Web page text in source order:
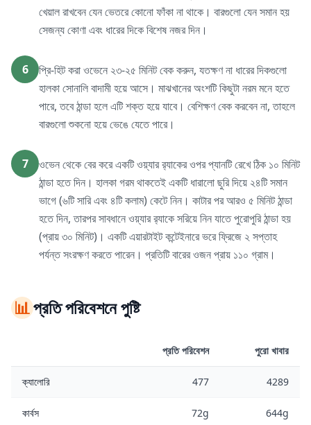
খেয়াল রাখবেন যেন ভেতরে কোনো ফাঁকা না থাকে। বারগুলো যেন সমান হয়
সেজন্য কোণা এবং ধারের দিকে বিশেষ নজর দিন।
6
প্রি-হিট করা ওভেনে ২৩-২৫ মিনিট বেক করুন, যতক্ষণ না ধারের দিকগুলো
হালকা সোনালি বাদামী হয়ে আসে। মাঝখানের অংশটি কিছুটা নরম মনে হতে
পারে, তবে ঠান্ডা হলে এটি শক্ত হয়ে যাবে। বেশিক্ষণ বেক করবেন না, তাহলে
বারগুলো শুকনো হয়ে ভেঙে যেতে পারে।
7
ওভেন থেকে বের করে একটি ওয়্যার র‍্যাকের ওপর প্যানটি রেখে ঠিক ১০ মিনিট
ঠান্ডা হতে দিন। হালকা গরম থাকতেই একটি ধারালো ছুরি দিয়ে ২৪টি সমান
ভাগে (৬টি সারি এবং ৪টি কলাম) কেটে নিন। কাটার পর আরও ৫ মিনিট ঠান্ডা
হতে দিন, তারপর সাবধানে ওয়্যার র‍্যাকে সরিয়ে নিন যাতে পুরোপুরি ঠান্ডা হয়
(প্রায় ৩০ মিনিট)। একটি এয়ারটাইট কন্টেইনারে ভরে ফ্রিজে ২ সপ্তাহ
পর্যন্ত সংরক্ষণ করতে পারেন। প্রতিটি বারের ওজন প্রায় ১১০ গ্রাম।
📊প্রতি পরিবেশনে পুষ্টি
প্রতি পরিবেশন পুরো খাবার
ক্যালোরি 477 4289
কার্বস 72g 644g